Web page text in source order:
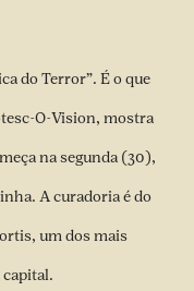
do Terror”. É o que
O-Vision, mostra
na segunda (30),
A curadoria é do
um dos mais